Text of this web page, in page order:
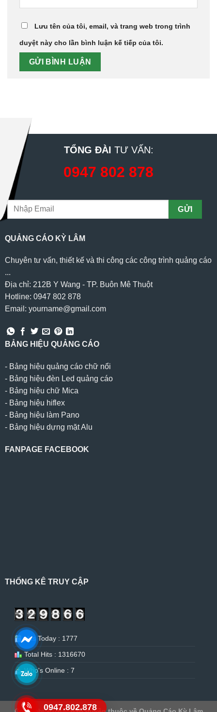
Lưu tên của tôi, email, và trang web trong trình
duyệt này cho lần bình luận kế tiếp của tôi.
TỔNG ĐÀI TƯ VẤN:
0947 802 878
QUẢNG CÁO KỲ LÂM
Chuyên tư vấn, thiết kế và thi công các công trình quảng cáo
...
Địa chỉ: 212B Y Wang - TP. Buôn Mê Thuột
Hotline: 0947 802 878
Email: yourname@gmail.com
BẢNG HIỆU QUẢNG CÁO
- Bảng hiệu quảng cáo chữ nổi
- Bảng hiệu đèn Led quảng cáo
- Bảng hiệu chữ Mica
- Bảng hiệu hiflex
- Bảng hiệu làm Pano
- Bảng hiệu dựng mặt Alu
FANPAGE FACEBOOK
THỐNG KÊ TRUY CẬP
Hits Today : 1777
Total Hits : 1316670
Who's Online : 7
0947.802.878